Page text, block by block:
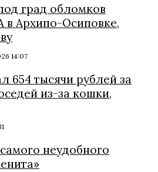
град обломков
в Архипо-Осиповке,
14:07
654 тысячи рублей за
из-за кошки,
неудобного